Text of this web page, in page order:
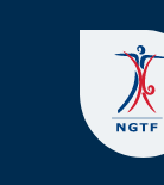
content